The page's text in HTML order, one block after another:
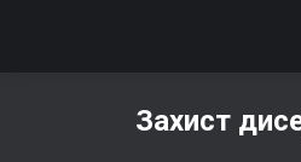
Захист